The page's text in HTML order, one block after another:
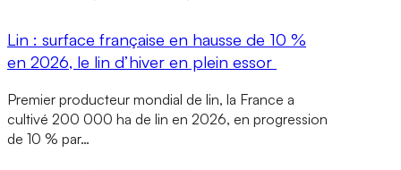
Lin : surface française en hausse de 10 %
en 2026, le lin d’hiver en plein essor
Premier producteur mondial de lin, la France a
cultivé 200 000 ha de lin en 2026, en progression
de 10 % par…